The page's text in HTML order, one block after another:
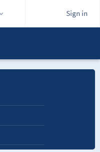
Sign in